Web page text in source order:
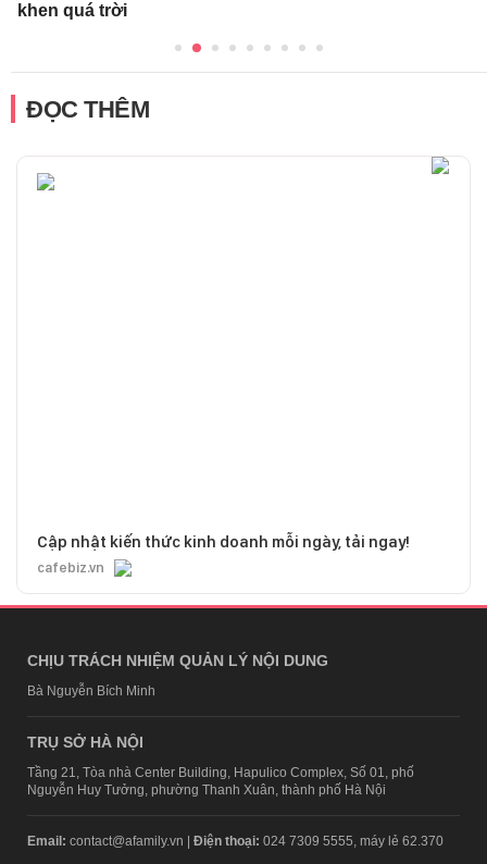
khen quá trời
ĐỌC THÊM
Cập nhật kiến thức kinh doanh mỗi ngày, tải ngay!
cafebiz.vn
CHỊU TRÁCH NHIỆM QUẢN LÝ NỘI DUNG
Bà Nguyễn Bích Minh
TRỤ SỞ HÀ NỘI
Tầng 21, Tòa nhà Center Building, Hapulico Complex, Số 01, phố
Nguyễn Huy Tưởng, phường Thanh Xuân, thành phố Hà Nội
Email: contact@afamily.vn | Điện thoại: 024 7309 5555, máy lẻ 62.370